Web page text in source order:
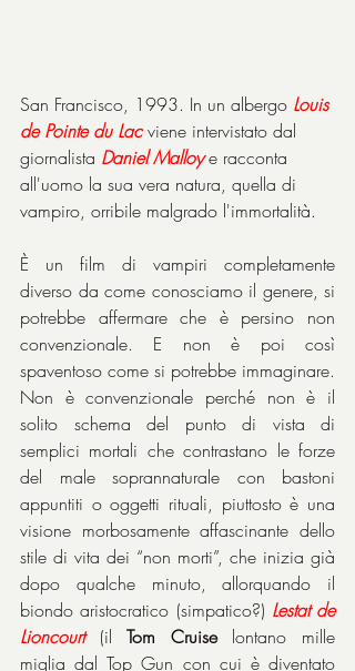
San Francisco, 1993. In un albergo Louis
de Pointe du Lac viene intervistato dal
giornalista Daniel Malloy e racconta
all'uomo la sua vera natura, quella di
vampiro, orribile malgrado l'immortalità.
È un film di vampiri completamente
diverso da come conosciamo il genere, si
potrebbe affermare che è persino non
convenzionale. E non è poi così
spaventoso come si potrebbe immaginare.
Non è convenzionale perché non è il
solito schema del punto di vista di
semplici mortali che contrastano le forze
del male soprannaturale con bastoni
appuntiti o oggetti rituali, piuttosto è una
visione morbosamente affascinante dello
stile di vita dei “non morti”, che inizia già
dopo qualche minuto, allorquando il
biondo aristocratico (simpatico?) Lestat de
Lioncourt (il Tom Cruise lontano mille
miglia dal Top Gun con cui è diventato